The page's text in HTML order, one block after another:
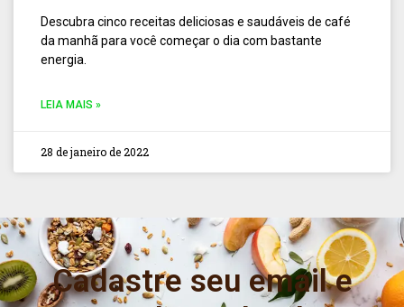
Descubra cinco receitas deliciosas e saudáveis de café
da manhã para você começar o dia com bastante
energia.
LEIA MAIS »
28 de janeiro de 2022
Cadastre seu email e